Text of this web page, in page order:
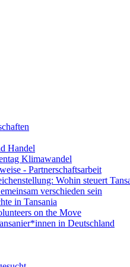
Handel
Klimawandel
- Partnerschaftsarbeit
Wohin steuert
verschieden sein
in Tansania
on the Move
in Deutschland